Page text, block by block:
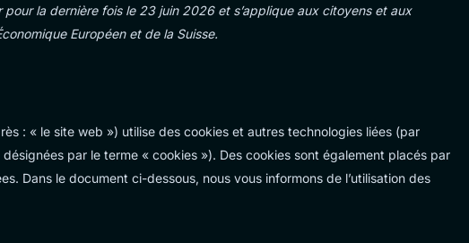
la dernière fois le 23 juin 2026 et s’applique aux citoyens et aux
Européen et de la Suisse.
: « le site web ») utilise des cookies et autres technologies liées (par
par le terme « cookies »). Des cookies sont également placés par
Dans le document ci-dessous, nous vous informons de l’utilisation des